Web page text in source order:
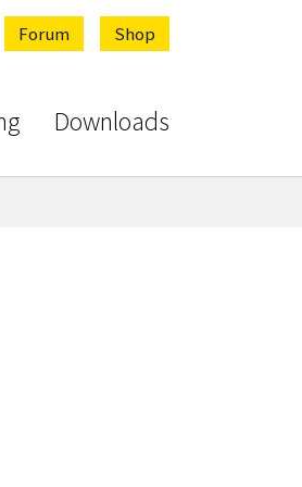
Forum Shop
Downloads